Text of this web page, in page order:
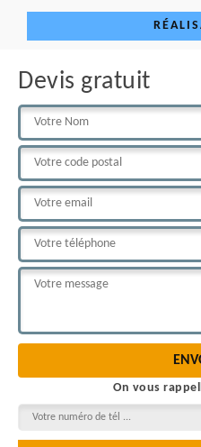
Devis gratuit
On vous